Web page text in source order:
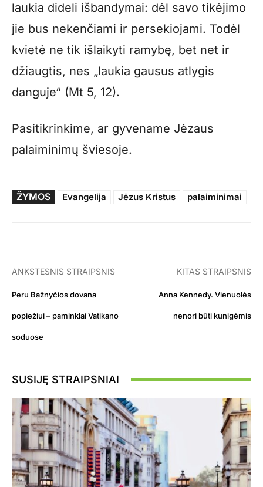
laukia dideli išbandymai: dėl savo tikėjimo
jie bus nekenčiami ir persekiojami. Todėl
kvietė ne tik išlaikyti ramybę, bet net ir
džiaugtis, nes „laukia gausus atlygis
danguje“ (Mt 5, 12).
Pasitikrinkime, ar gyvename Jėzaus
palaiminimų šviesoje.
ŽYMOS Evangelija Jėzus Kristus palaiminimai
ANKSTESNIS STRAIPSNIS
Peru Bažnyčios dovana
popiežiui – paminklai Vatikano
soduose
KITAS STRAIPSNIS
Anna Kennedy. Vienuolės
nenori būti kunigėmis
SUSIJĘ STRAIPSNIAI